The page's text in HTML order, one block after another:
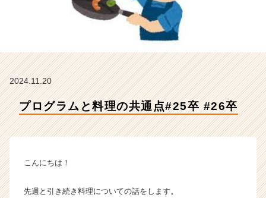
I
n
g
i
o
ラ
2024.11.20
プログラムと料理の共通点#25卒 #26卒
こんにちは！
先週と引き続き料理についての話をします。